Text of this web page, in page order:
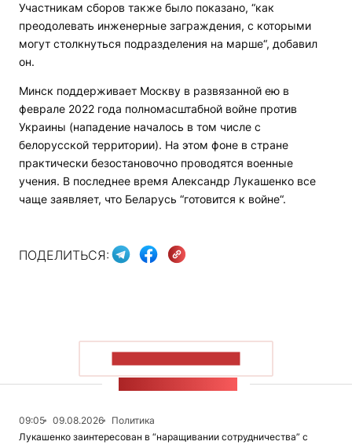
Участникам сборов также было показано, “как
преодолевать инженерные заграждения, с которыми
могут столкнуться подразделения на марше“, добавил
он.
Минск поддерживает Москву в развязанной ею в
феврале 2022 года полномасштабной войне против
Украины (нападение началось в том числе с
белорусской территории). На этом фоне в стране
практически безостановочно проводятся военные
учения. В последнее время Александр Лукашенко все
чаще заявляет, что Беларусь “готовится к войне“.
ПОДЕЛИТЬСЯ:
09:05 09.08.2026
Политика
Лукашенко заинтересован в “наращивании сотрудничества” с